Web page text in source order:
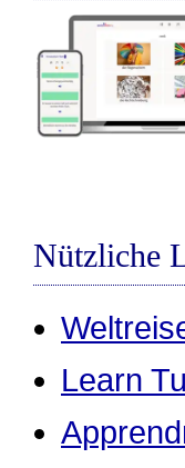
Nützliche
Learn